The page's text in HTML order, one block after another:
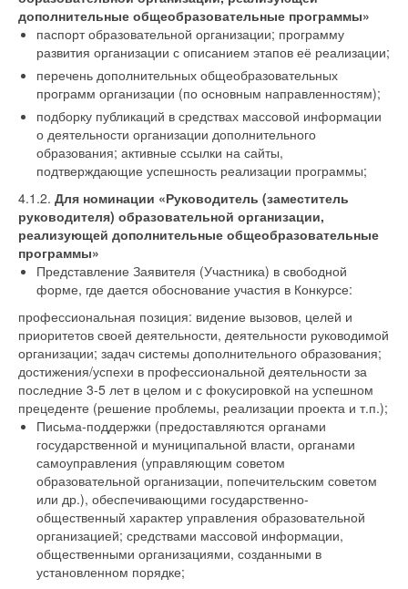
дополнительные общеобразовательные программы»
паспорт образовательной организации; программу
развития организации с описанием этапов её реализации;
перечень дополнительных общеобразовательных
программ организации (по основным направленностям);
подборку публикаций в средствах массовой информации
о деятельности организации дополнительного
образования; активные ссылки на сайты,
подтверждающие успешность реализации программы;
4.1.2. Для номинации «Руководитель (заместитель
руководителя) образовательной организации,
реализующей дополнительные общеобразовательные
программы»
Представление Заявителя (Участника) в свободной
форме, где дается обоснование участия в Конкурсе:
профессиональная позиция: видение вызовов, целей и
приоритетов своей деятельности, деятельности руководимой
организации; задач системы дополнительного образования;
достижения/успехи в профессиональной деятельности за
последние 3-5 лет в целом и с фокусировкой на успешном
прецеденте (решение проблемы, реализации проекта и т.п.);
Письма-поддержки (предоставляются органами
государственной и муниципальной власти, органами
самоуправления (управляющим советом
образовательной организации, попечительским советом
или др.), обеспечивающими государственно-
общественный характер управления образовательной
организацией; средствами массовой информации,
общественными организациями, созданными в
установленном порядке;